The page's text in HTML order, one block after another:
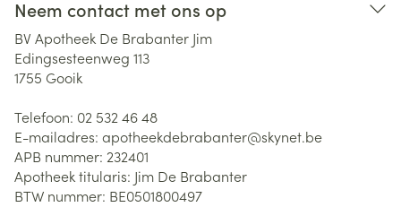
Neem contact met ons op
BV Apotheek De Brabanter Jim
Edingsesteenweg 113
1755 Gooik
Telefoon: 02 532 46 48
E-mailadres: apotheekdebrabanter@skynet.be
APB nummer: 232401
Apotheek titularis: Jim De Brabanter
BTW nummer: BE0501800497